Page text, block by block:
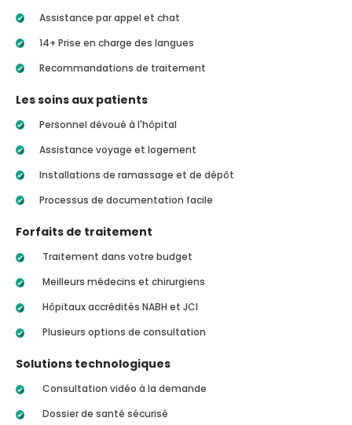
Assistance par appel et chat
14+ Prise en charge des langues
Recommandations de traitement
Les soins aux patients
Personnel dévoué à l'hôpital
Assistance voyage et logement
Installations de ramassage et de dépôt
Processus de documentation facile
Forfaits de traitement
Traitement dans votre budget
Meilleurs médecins et chirurgiens
Hôpitaux accrédités NABH et JCI
Plusieurs options de consultation
Solutions technologiques
Consultation vidéo à la demande
Dossier de santé sécurisé